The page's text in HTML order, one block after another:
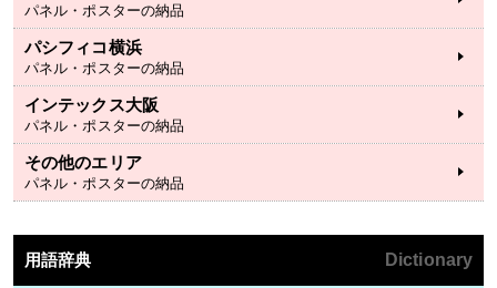
パネル・ポスターの納品
パシフィコ横浜
パネル・ポスターの納品
インテックス大阪
パネル・ポスターの納品
その他のエリア
パネル・ポスターの納品
用語辞典 Dictionary